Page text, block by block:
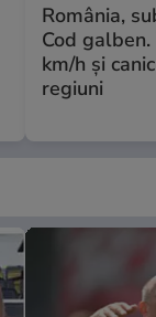
România,
Cod
km/h şi
regiuni